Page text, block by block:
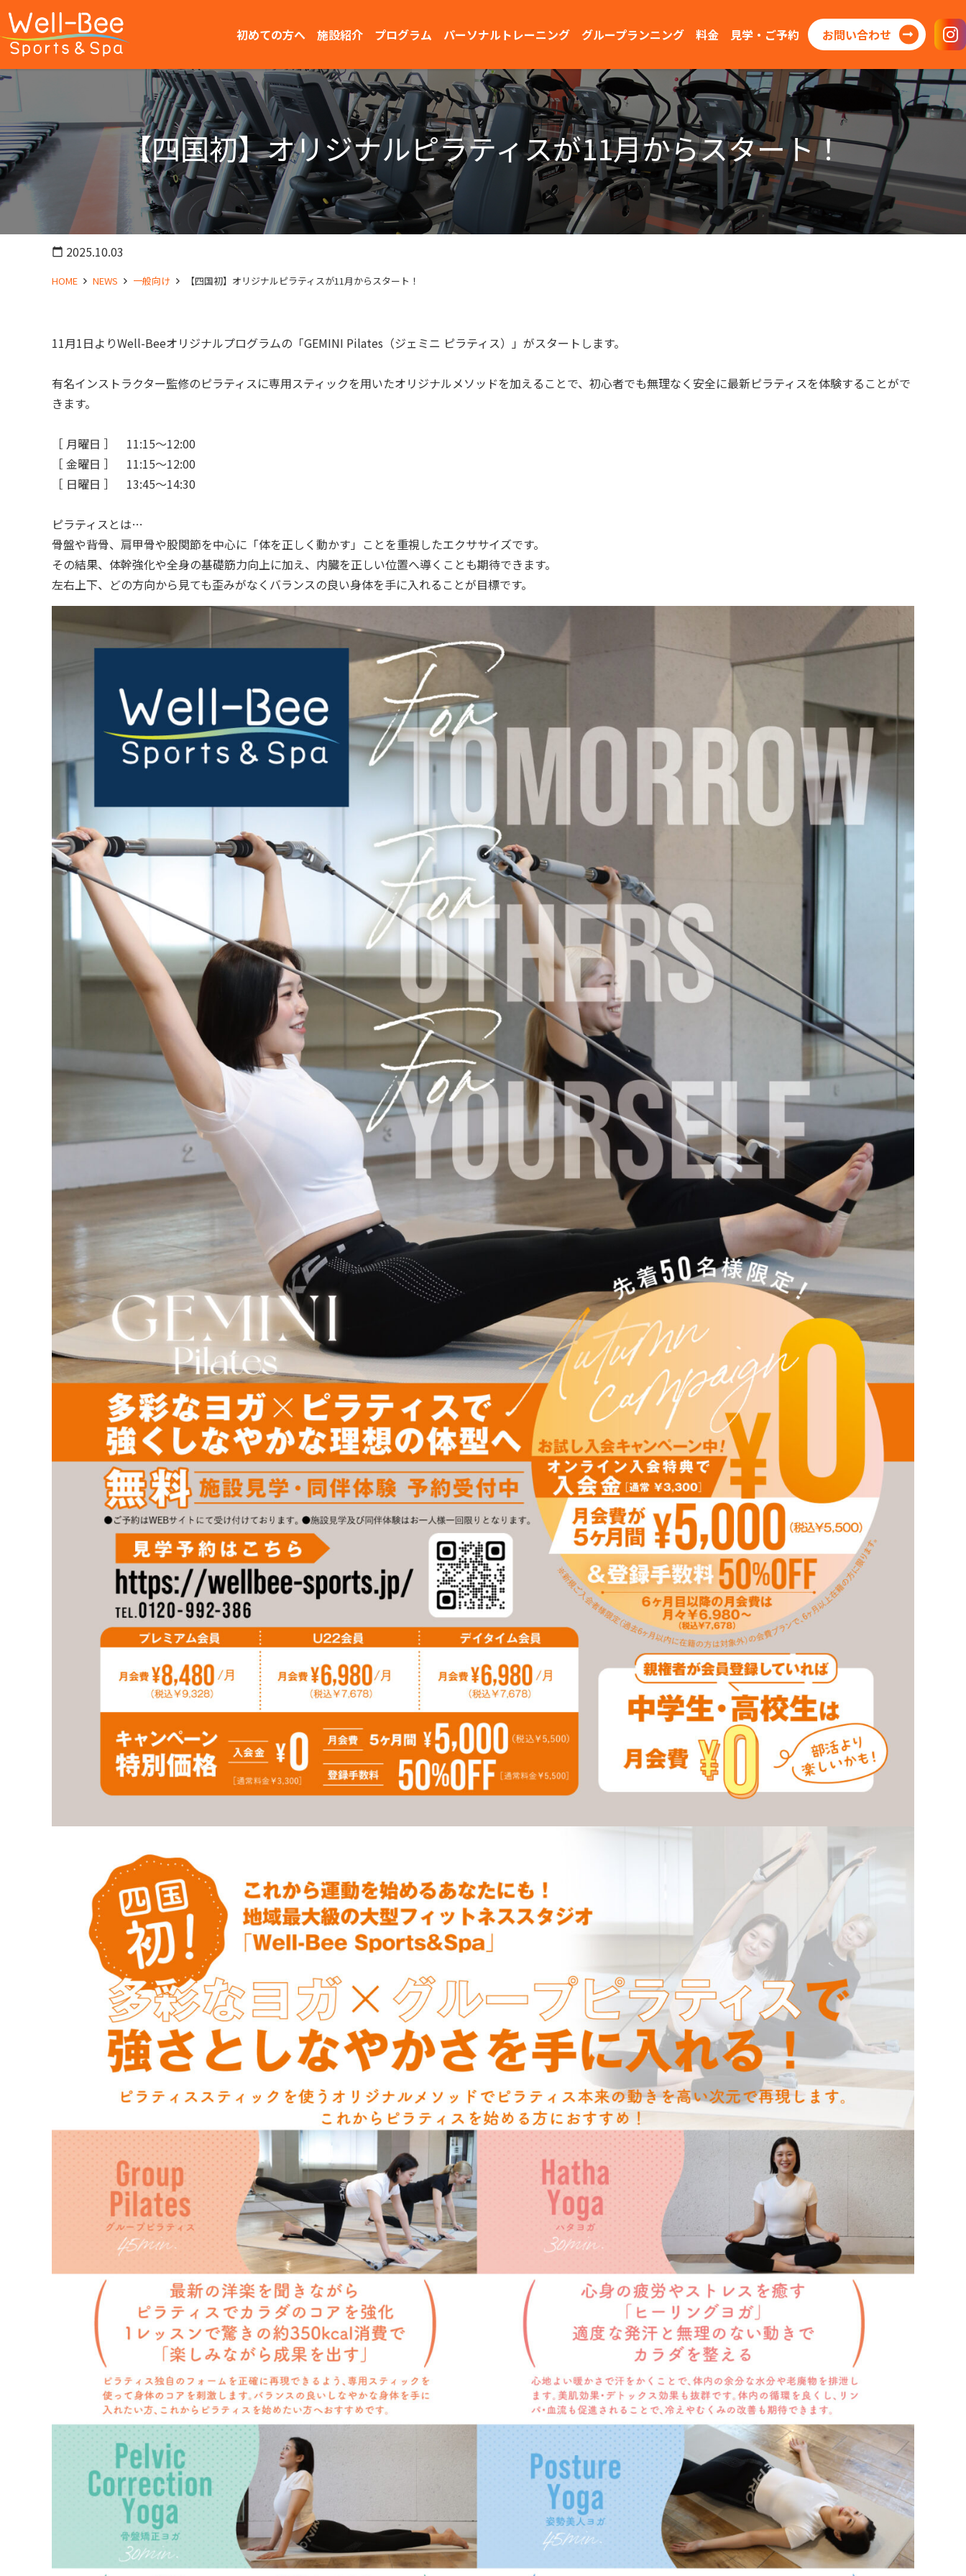
初めての方へ 施設紹介 プログラム パーソナルトレーニング グループランニング 料金 見学・ご予約 お問い合わせ
【四国初】オリジナルピラティスが11月からスタート！
calendar_today 2025.10.03
HOME NEWS 一般向け 【四国初】オリジナルピラティスが11月からスタート！
11月1日よりWell-Beeオリジナルプログラムの「GEMINI Pilates（ジェミニ ピラティス）」がスタートします。
有名インストラクター監修のピラティスに専用スティックを用いたオリジナルメソッドを加えることで、初心者でも無理なく安全に最新ピラティスを体験することがで
きます。
［ 月曜日 ］ 11:15～12:00
［ 金曜日 ］ 11:15～12:00
［ 日曜日 ］ 13:45～14:30
ピラティスとは…
骨盤や背骨、肩甲骨や股関節を中心に「体を正しく動かす」ことを重視したエクササイズです。
その結果、体幹強化や全身の基礎筋力向上に加え、内臓を正しい位置へ導くことも期待できます。
左右上下、どの方向から見ても歪みがなくバランスの良い身体を手に入れることが目標です。